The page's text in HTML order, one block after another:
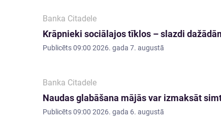
Banka Citadele
Krāpnieki sociālajos tīklos – slazdi
Publicēts09:00 2026. gada 7. augustā
Banka Citadele
Naudas glabāšana mājās var izmaksāt
Publicēts09:00 2026. gada 6. augustā